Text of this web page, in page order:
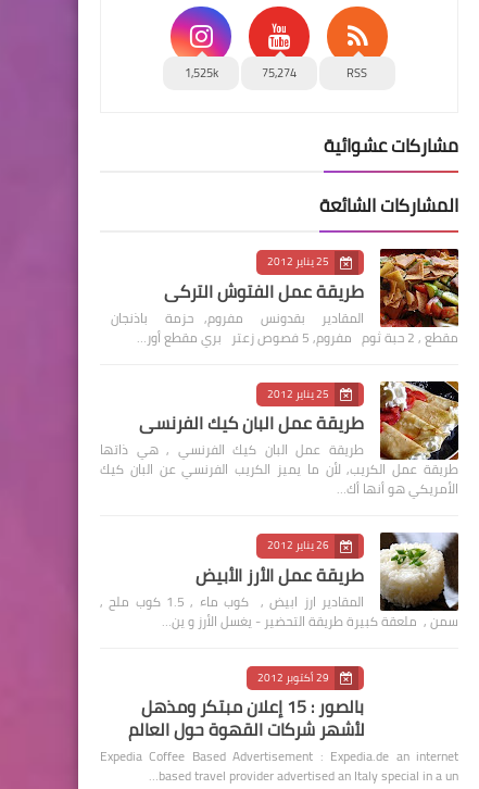
RSS
75,274
1,525k
مشاركات عشوائية
المشاركات الشائعة
25 يناير 2012
طريقة عمل الفتوش التركي
المقادير بقدونس مفروم, حزمة باذنجان
مقطع , 2 حبة ثوم مفروم, 5 فصوص زعتر بري مقطع أور…
25 يناير 2012
طريقة عمل البان كيك الفرنسي
طريقة عمل البان كيك الفرنسي , هي ذاتها
طريقة عمل الكريب, لأن ما يميز الكريب الفرنسي عن البان كيك
الأمريكي هو أنها أك…
26 يناير 2012
طريقة عمل الأرز الأبيض
المقادير ارز ابيض , كوب ماء , 1.5 كوب ملح ,
سمن , ملعقة كبيرة طريقة التحضير - يغسل الأرز و ين…
29 أكتوبر 2012
بالصور : 15 إعلان مبتكر ومذهل
لأشهر شركات القهوة حول العالم
Expedia Coffee Based Advertisement : Expedia.de an internet
based travel provider advertised an Italy special in a un…